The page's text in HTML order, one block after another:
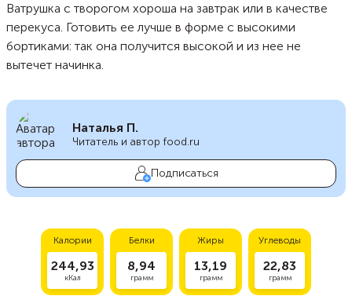
Ватрушка с творогом хороша на завтрак или в качестве
перекуса. Готовить ее лучше в форме с высокими
бортиками: так она получится высокой и из нее не
вытечет начинка.
Наталья П.
Читатель и автор food.ru
Подписаться
Калории
244,93
кКал
Белки
8,94
грамм
Жиры
13,19
грамм
Углеводы
22,83
грамм